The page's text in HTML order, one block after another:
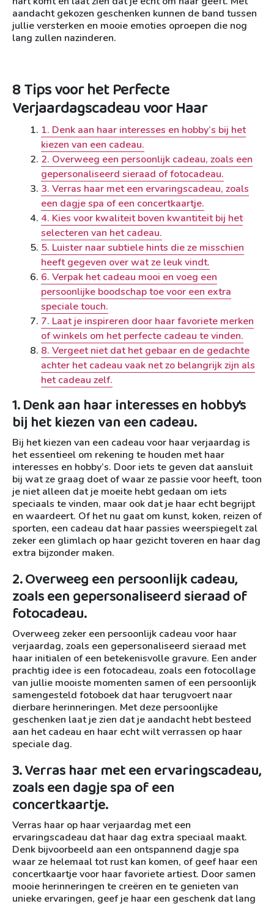
aandacht gekozen geschenken kunnen de band tussen
jullie versterken en mooie emoties oproepen die nog
lang zullen nazinderen.
8 Tips voor het Perfecte
Verjaardagscadeau voor Haar
1. Denk aan haar interesses en hobby’s bij het
kiezen van een cadeau.
2. Overweeg een persoonlijk cadeau, zoals een
gepersonaliseerd sieraad of fotocadeau.
3. Verras haar met een ervaringscadeau, zoals
een dagje spa of een concertkaartje.
4. Kies voor kwaliteit boven kwantiteit bij het
selecteren van het cadeau.
5. Luister naar subtiele hints die ze misschien
heeft gegeven over wat ze leuk vindt.
6. Verpak het cadeau mooi en voeg een
persoonlijke boodschap toe voor een extra
speciale touch.
7. Laat je inspireren door haar favoriete merken
of winkels om het perfecte cadeau te vinden.
8. Vergeet niet dat het gebaar en de gedachte
achter het cadeau vaak net zo belangrijk zijn als
het cadeau zelf.
1. Denk aan haar interesses en hobby’s
bij het kiezen van een cadeau.
Bij het kiezen van een cadeau voor haar verjaardag is
het essentieel om rekening te houden met haar
interesses en hobby’s. Door iets te geven dat aansluit
bij wat ze graag doet of waar ze passie voor heeft, toon
je niet alleen dat je moeite hebt gedaan om iets
speciaals te vinden, maar ook dat je haar echt begrijpt
en waardeert. Of het nu gaat om kunst, koken, reizen of
sporten, een cadeau dat haar passies weerspiegelt zal
zeker een glimlach op haar gezicht toveren en haar dag
extra bijzonder maken.
2. Overweeg een persoonlijk cadeau,
zoals een gepersonaliseerd sieraad of
fotocadeau.
Overweeg zeker een persoonlijk cadeau voor haar
verjaardag, zoals een gepersonaliseerd sieraad met
haar initialen of een betekenisvolle gravure. Een ander
prachtig idee is een fotocadeau, zoals een fotocollage
van jullie mooiste momenten samen of een persoonlijk
samengesteld fotoboek dat haar terugvoert naar
dierbare herinneringen. Met deze persoonlijke
geschenken laat je zien dat je aandacht hebt besteed
aan het cadeau en haar echt wilt verrassen op haar
speciale dag.
3. Verras haar met een ervaringscadeau,
zoals een dagje spa of een
concertkaartje.
Verras haar op haar verjaardag met een
ervaringscadeau dat haar dag extra speciaal maakt.
Denk bijvoorbeeld aan een ontspannend dagje spa
waar ze helemaal tot rust kan komen, of geef haar een
concertkaartje voor haar favoriete artiest. Door samen
mooie herinneringen te creëren en te genieten van
unieke ervaringen, geef je haar een geschenk dat lang